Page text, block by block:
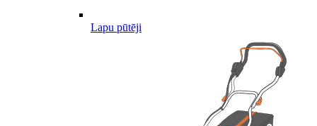
Lapu pūtēji